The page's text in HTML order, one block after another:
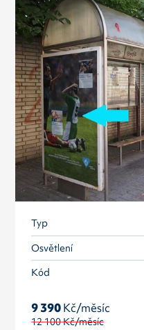
Typ
Osvětlení
Kód
9 390Kč/měsíc
12 100Kč/měsíc